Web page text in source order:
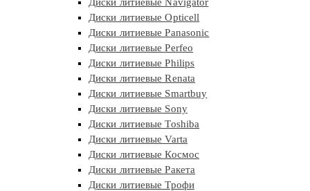
Диски литиевые Opticell
Диски литиевые Panasonic
Диски литиевые Perfeo
Диски литиевые Philips
Диски литиевые Renata
Диски литиевые Smartbuy
Диски литиевые Sony
Диски литиевые Toshiba
Диски литиевые Varta
Диски литиевые Космос
Диски литиевые Ракета
Диски литиевые Трофи